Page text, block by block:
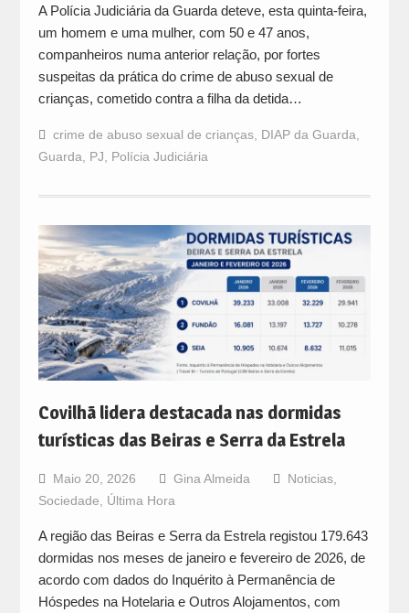
A Polícia Judiciária da Guarda deteve, esta quinta-feira,
um homem e uma mulher, com 50 e 47 anos,
companheiros numa anterior relação, por fortes
suspeitas da prática do crime de abuso sexual de
crianças, cometido contra a filha da detida…
crime de abuso sexual de crianças, DIAP da Guarda
Guarda
PJ Polícia Judiciária
Covilhã lidera destacada nas dormidas
turísticas das Beiras e Serra da Estrela
Maio 20, 2026 Gina Almeida Noticias,
Sociedade
Última Hora
A região das Beiras e Serra da Estrela registou 179.643
dormidas nos meses de janeiro e fevereiro de 2026, de
acordo com dados do Inquérito à Permanência de
Hóspedes na Hotelaria e Outros Alojamentos, com